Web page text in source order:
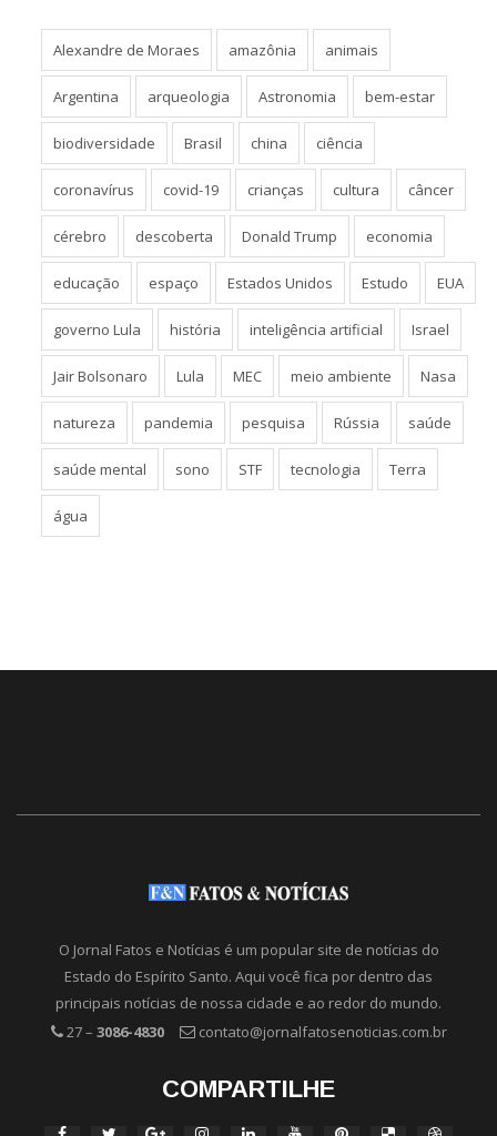
Alexandre de Moraes amazônia animais
Argentina arqueologia Astronomia bem-estar
biodiversidade Brasil china ciência
coronavírus covid-19 crianças cultura câncer
cérebro descoberta Donald Trump economia
educação espaço Estados Unidos Estudo EUA
governo Lula história inteligência artificial Israel
Jair Bolsonaro Lula MEC meio ambiente Nasa
natureza pandemia pesquisa Rússia saúde
saúde mental sono STF tecnologia Terra
água
O Jornal Fatos e Notícias é um popular site de notícias do
Estado do Espírito Santo. Aqui você fica por dentro das
principais notícias de nossa cidade e ao redor do mundo.
27 – 3086-4830 contato@jornalfatosenoticias.com.br
COMPARTILHE